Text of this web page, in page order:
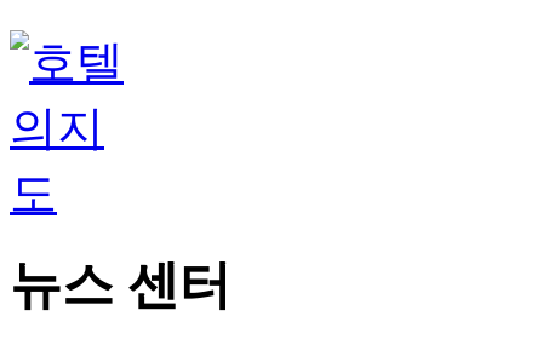
뉴스 센터